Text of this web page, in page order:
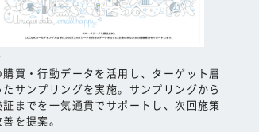
買・行動データを活用し、ターゲット層
たサンプリングを実施。サンプリングから
証までを一気通貫でサポートし、次回施策
を提案。